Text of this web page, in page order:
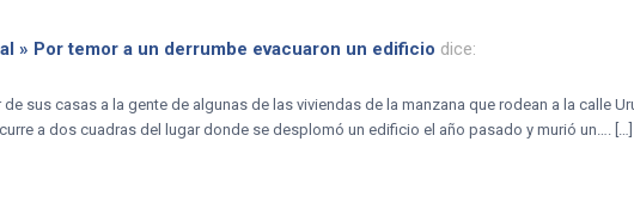
» Por temor a un derrumbe evacuaron un edificio dice:
sus casas a la gente de algunas de las viviendas de la manzana que rodean a la calle
a dos cuadras del lugar donde se desplomó un edificio el año pasado y murió un…. […]